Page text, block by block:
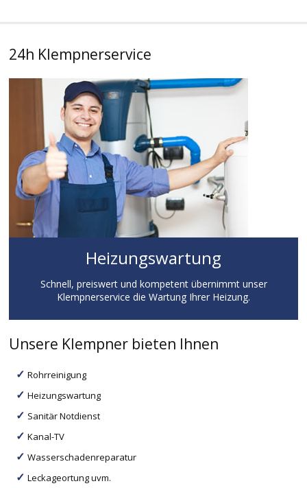
24h Klempnerservice
Heizungswartung
Schnell, preiswert und kompetent übernimmt unser
Klempnerservice die Wartung Ihrer Heizung.
Unsere Klempner bieten Ihnen
Rohrreinigung
Heizungswartung
Sanitär Notdienst
Kanal-TV
Wasserschadenreparatur
Leckageortung uvm.